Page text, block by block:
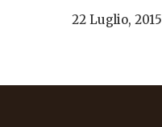
22 Luglio, 2015